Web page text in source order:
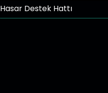
Hasar Destek Hattı